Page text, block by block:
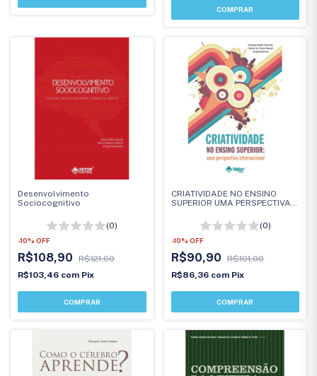
Desenvolvimento
Sociocognitivo
(0)
-10% OFF
R$108,90
R$121,00
R$103,46 com Pix
CRIATIVIDADE NO ENSINO
SUPERIOR UMA PERSPECTIVA
(0)
-10% OFF
R$90,90
R$101,00
R$86,36 com Pix